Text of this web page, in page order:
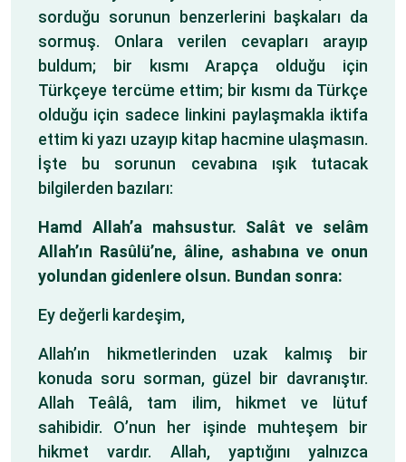
sorduğu sorunun benzerlerini başkaları da
sormuş. Onlara verilen cevapları arayıp
buldum; bir kısmı Arapça olduğu için
Türkçeye tercüme ettim; bir kısmı da Türkçe
olduğu için sadece linkini paylaşmakla iktifa
ettim ki yazı uzayıp kitap hacmine ulaşmasın.
İşte bu sorunun cevabına ışık tutacak
bilgilerden bazıları:
Hamd Allah’a mahsustur. Salât ve selâm
Allah’ın Rasûlü’ne, âline, ashabına ve onun
yolundan gidenlere olsun. Bundan sonra:
Ey değerli kardeşim,
Allah’ın hikmetlerinden uzak kalmış bir
konuda soru sorman, güzel bir davranıştır.
Allah Teâlâ, tam ilim, hikmet ve lütuf
sahibidir. O’nun her işinde muhteşem bir
hikmet vardır. Allah, yaptığını yalnızca